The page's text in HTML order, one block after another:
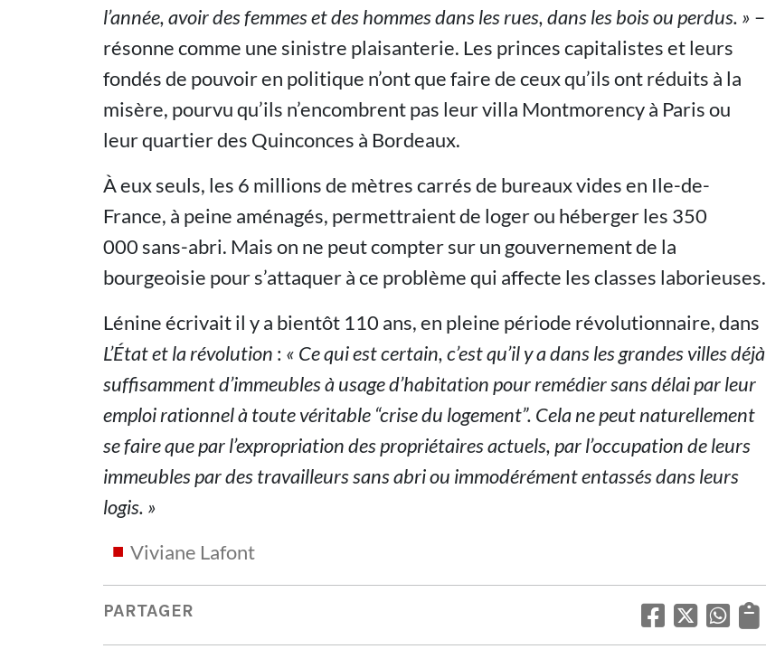
l’année, avoir des femmes et des hommes dans les rues, dans les bois ou perdus. » –
résonne comme une sinistre plaisanterie. Les princes capitalistes et leurs
fondés de pouvoir en politique n’ont que faire de ceux qu’ils ont réduits à la
misère, pourvu qu’ils n’encombrent pas leur villa Montmorency à Paris ou
leur quartier des Quinconces à Bordeaux.
À eux seuls, les 6 millions de mètres carrés de bureaux vides en Ile-de-
France, à peine aménagés, permettraient de loger ou héberger les 350
000 sans-abri. Mais on ne peut compter sur un gouvernement de la
bourgeoisie pour s’attaquer à ce problème qui affecte les classes laborieuses.
Lénine écrivait il y a bientôt 110 ans, en pleine période révolutionnaire, dans
L’État et la révolution : « Ce qui est certain, c’est qu’il y a dans les grandes villes déjà
suffisamment d’immeubles à usage d’habitation pour remédier sans délai par leur
emploi rationnel à toute véritable “crise du logement”. Cela ne peut naturellement
se faire que par l’expropriation des propriétaires actuels, par l’occupation de leurs
immeubles par des travailleurs sans abri ou immodérément entassés dans leurs
logis. »
Viviane Lafont
PARTAGER